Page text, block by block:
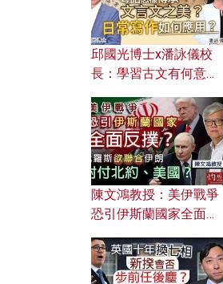
邱國光博士x潘詠儀校
長：學習古文有何意
文之美？ 日常寫作如何
應用？
陳文鴻教授：美伊戰爭
恐引伊斯蘭國家全面反
對付北約美國？